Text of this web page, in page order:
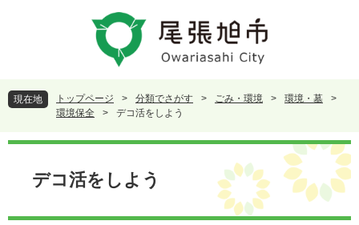
頭
で
。
飛
ば
て
現在地 トップページ > 分類でさがす > ごみ・環境 > 環境・墓
>
環境保全
> デコ活をしよう
本
デコ活をしよう